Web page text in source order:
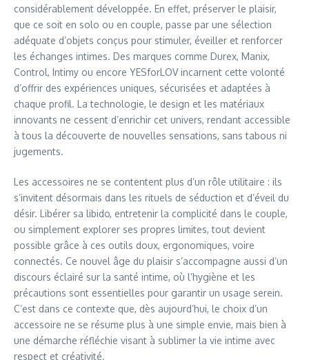
considérablement développée. En effet, préserver le plaisir,
que ce soit en solo ou en couple, passe par une sélection
adéquate d’objets conçus pour stimuler, éveiller et renforcer
les échanges intimes. Des marques comme Durex, Manix,
Control, Intimy ou encore YESforLOV incarnent cette volonté
d’offrir des expériences uniques, sécurisées et adaptées à
chaque profil. La technologie, le design et les matériaux
innovants ne cessent d’enrichir cet univers, rendant accessible
à tous la découverte de nouvelles sensations, sans tabous ni
jugements.
Les accessoires ne se contentent plus d’un rôle utilitaire : ils
s’invitent désormais dans les rituels de séduction et d’éveil du
désir. Libérer sa libido, entretenir la complicité dans le couple,
ou simplement explorer ses propres limites, tout devient
possible grâce à ces outils doux, ergonomiques, voire
connectés. Ce nouvel âge du plaisir s’accompagne aussi d’un
discours éclairé sur la santé intime, où l’hygiène et les
précautions sont essentielles pour garantir un usage serein.
C’est dans ce contexte que, dès aujourd’hui, le choix d’un
accessoire ne se résume plus à une simple envie, mais bien à
une démarche réfléchie visant à sublimer la vie intime avec
respect et créativité.